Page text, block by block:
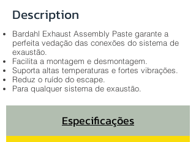
Description
Bardahl Exhaust Assembly Paste garante a
perfeita vedação das conexões do sistema de
exaustão.
Facilita a montagem e desmontagem.
Suporta altas temperaturas e fortes vibrações.
Reduz o ruído do escape.
Para qualquer sistema de exaustão.
Especificações